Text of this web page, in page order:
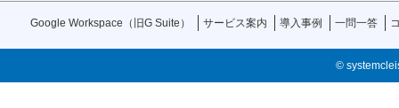
Google Workspace（旧G Suite） サービス案内 導入事例 一問一答
©